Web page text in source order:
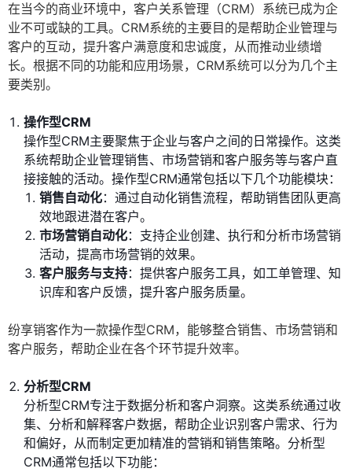
在当今的商业环境中，客户关系管理（CRM）系统已成为企
业不可或缺的工具。CRM系统的主要目的是帮助企业管理与
客户的互动，提升客户满意度和忠诚度，从而推动业绩增
长。根据不同的功能和应用场景，CRM系统可以分为几个主
要类别。
操作型CRM
操作型CRM主要聚焦于企业与客户之间的日常操作。这类
系统帮助企业管理销售、市场营销和客户服务等与客户直
接接触的活动。操作型CRM通常包括以下几个功能模块：
销售自动化：通过自动化销售流程，帮助销售团队更高
效地跟进潜在客户。
市场营销自动化：支持企业创建、执行和分析市场营销
活动，提高市场营销的效果。
客户服务与支持：提供客户服务工具，如工单管理、知
识库和客户反馈，提升客户服务质量。
纷享销客作为一款操作型CRM，能够整合销售、市场营销和
客户服务，帮助企业在各个环节提升效率。
分析型CRM
分析型CRM专注于数据分析和客户洞察。这类系统通过收
集、分析和解释客户数据，帮助企业识别客户需求、行为
和偏好，从而制定更加精准的营销和销售策略。分析型
CRM通常包括以下功能：